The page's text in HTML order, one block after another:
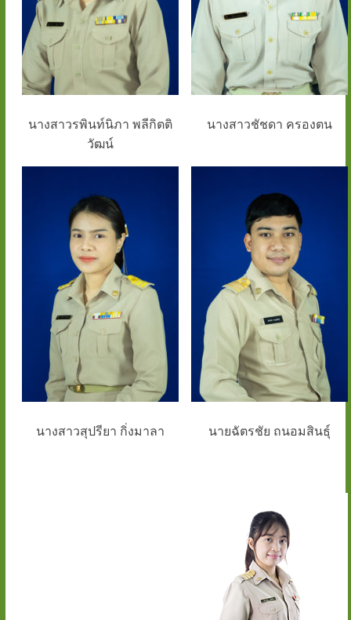
นางสาวรพินท์นิภา พลีกิตติ
วัฒน์
นางสาวชัชดา ครองตน
นางสาวสุปรียา กิ่งมาลา นายฉัตรชัย ถนอมสินธุ์